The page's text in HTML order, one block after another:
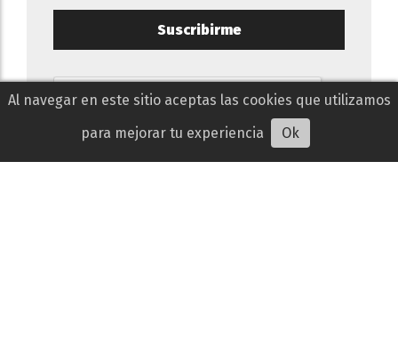
Suscribirme
Al navegar en este sitio aceptas las cookies que utilizamos
para mejorar tu experiencia
Ok